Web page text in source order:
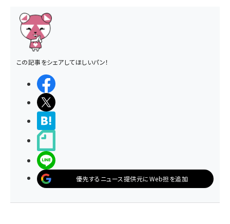
この記事をシェアしてほしいパン！
優先するニュース提供元にWeb担を追加